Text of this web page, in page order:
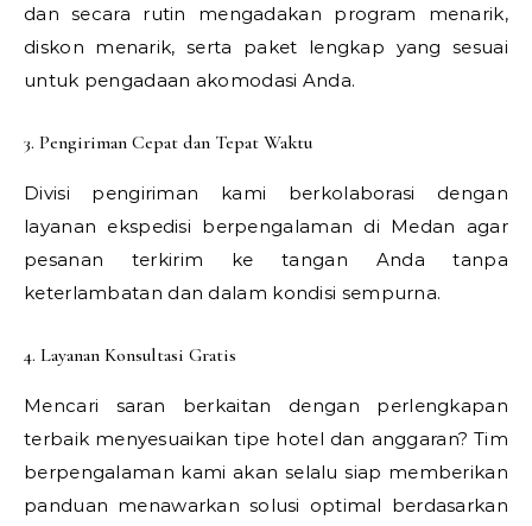
dan secara rutin mengadakan program menarik,
diskon menarik, serta paket lengkap yang sesuai
untuk pengadaan akomodasi Anda.
3. Pengiriman Cepat dan Tepat Waktu
Divisi pengiriman kami berkolaborasi dengan
layanan ekspedisi berpengalaman di Medan agar
pesanan terkirim ke tangan Anda tanpa
keterlambatan dan dalam kondisi sempurna.
4. Layanan Konsultasi Gratis
Mencari saran berkaitan dengan perlengkapan
terbaik menyesuaikan tipe hotel dan anggaran? Tim
berpengalaman kami akan selalu siap memberikan
panduan menawarkan solusi optimal berdasarkan